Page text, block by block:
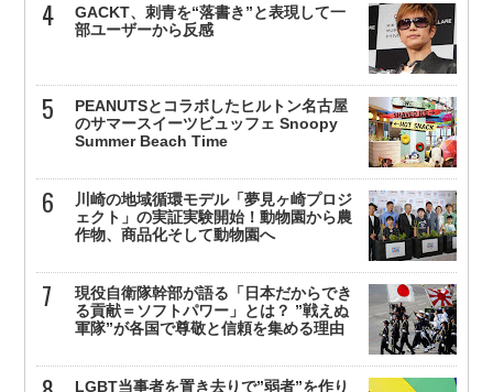
GACKT、刺青を“落書き”と表現して一
部ユーザーから反感
PEANUTSとコラボしたヒルトン名古屋
のサマースイーツビュッフェ Snoopy
Summer Beach Time
川崎の地域循環モデル「夢見ヶ崎プロジ
ェクト」の実証実験開始！動物園から農
作物、商品化そして動物園へ
現役自衛隊幹部が語る「日本だからでき
る貢献＝ソフトパワー」とは？ ”戦えぬ
軍隊”が各国で尊敬と信頼を集める理由
LGBT当事者を置き去りで”弱者”を作り